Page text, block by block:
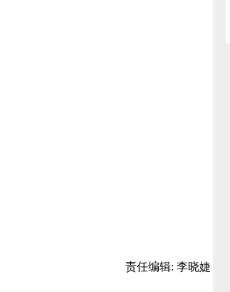
责任编辑: 李晓婕